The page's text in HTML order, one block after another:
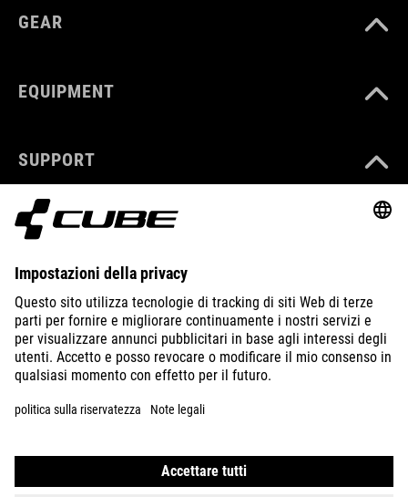
GEAR
EQUIPMENT
SUPPORT
ABOUT US
EXPLORE